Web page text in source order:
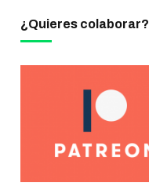
¿Quieres colaborar?